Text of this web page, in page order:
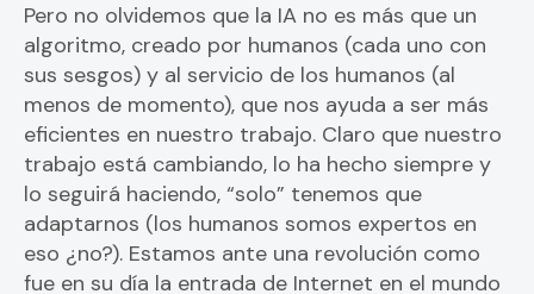
Pero no olvidemos que la IA no es más que un
algoritmo, creado por humanos (cada uno con
sus sesgos) y al servicio de los humanos (al
menos de momento), que nos ayuda a ser más
eficientes en nuestro trabajo. Claro que nuestro
trabajo está cambiando, lo ha hecho siempre y
lo seguirá haciendo, “solo” tenemos que
adaptarnos (los humanos somos expertos en
eso ¿no?). Estamos ante una revolución como
fue en su día la entrada de Internet en el mundo